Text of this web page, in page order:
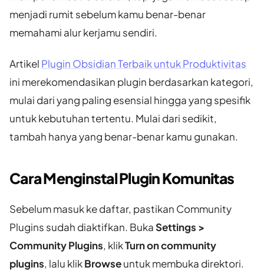
menjadi rumit sebelum kamu benar-benar
memahami alur kerjamu sendiri.
Artikel Plugin Obsidian Terbaik untuk Produktivitas
ini merekomendasikan plugin berdasarkan kategori,
mulai dari yang paling esensial hingga yang spesifik
untuk kebutuhan tertentu. Mulai dari sedikit,
tambah hanya yang benar-benar kamu gunakan.
Cara Menginstal Plugin Komunitas
Sebelum masuk ke daftar, pastikan Community
Plugins sudah diaktifkan. Buka Settings >
Community Plugins, klikTurn on community
plugins, lalu klikBrowseuntuk membuka direktori.